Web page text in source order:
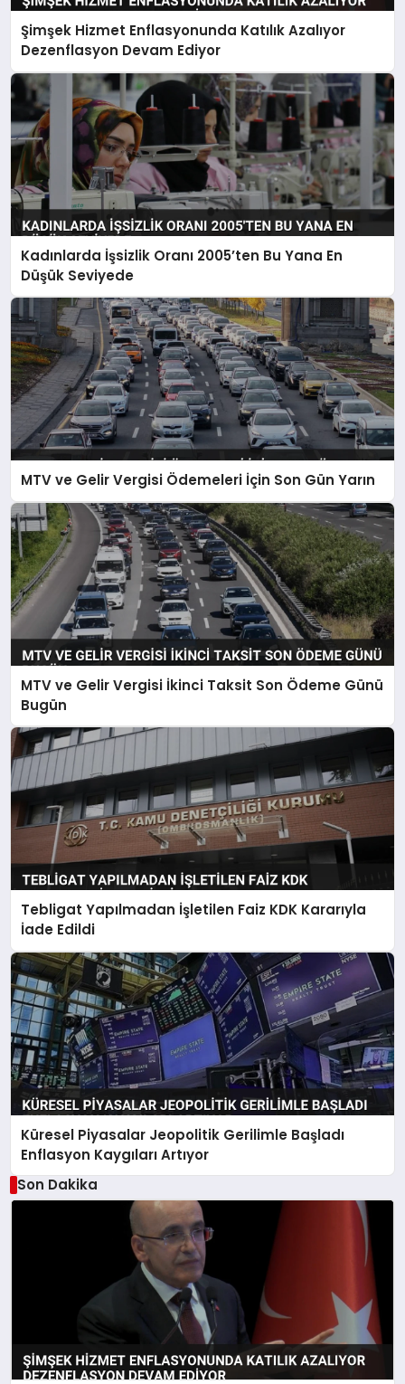
Şimşek Hizmet Enflasyonunda Katılık Azalıyor
Dezenflasyon Devam Ediyor
Kadınlarda İşsizlik Oranı 2005’ten Bu Yana En
Düşük Seviyede
MTV ve Gelir Vergisi Ödemeleri İçin Son Gün Yarın
MTV ve Gelir Vergisi İkinci Taksit Son Ödeme Günü
Bugün
Tebligat Yapılmadan İşletilen Faiz KDK Kararıyla
İade Edildi
Küresel Piyasalar Jeopolitik Gerilimle Başladı
Enflasyon Kaygıları Artıyor
Son Dakika